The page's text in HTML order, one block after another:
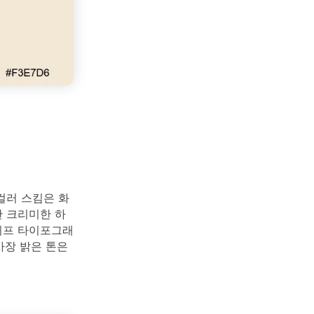
러 스킴은 화
크리미한 하
타이포그래
장 밝은 톤은